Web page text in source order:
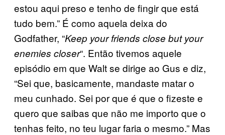
estou aqui preso e tenho de fingir que está
tudo bem.” É como aquela deixa do
Godfather, “Keep your friends close but your
enemies closer“. Então tivemos aquele
episódio em que Walt se dirige ao Gus e diz,
“Sei que, basicamente, mandaste matar o
meu cunhado. Sei por que é que o fizeste e
quero que saibas que não me importo que o
tenhas feito, no teu lugar faria o mesmo.” Mas